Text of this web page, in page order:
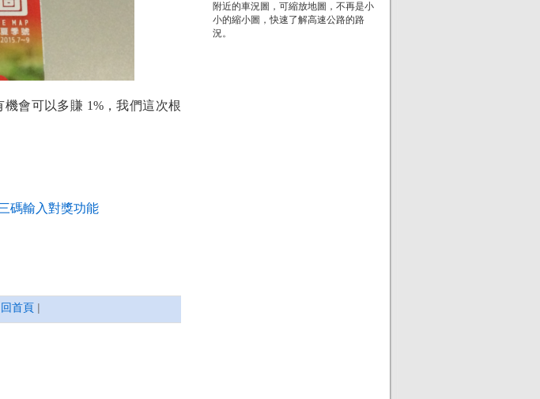
會可以多賺 1%，我們這次根
碼輸入對獎功能
回首頁 |
附近的車況圖，可縮放地圖，不再是小
小的縮小圖，快速了解高速公路的路
況。